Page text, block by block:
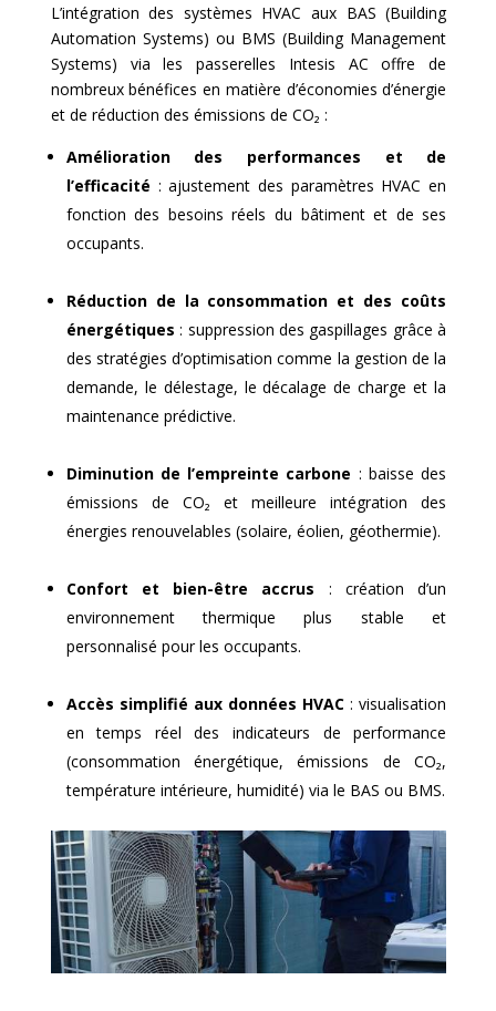
L’intégration des systèmes HVAC aux BAS (Building
Automation Systems) ou BMS (Building Management
Systems) via les passerelles Intesis AC offre de
nombreux bénéfices en matière d’économies d’énergie
et de réduction des émissions de CO₂ :
Amélioration des performances et de
l’efficacité : ajustement des paramètres HVAC en
fonction des besoins réels du bâtiment et de ses
occupants.
Réduction de la consommation et des coûts
énergétiques : suppression des gaspillages grâce à
des stratégies d’optimisation comme la gestion de la
demande, le délestage, le décalage de charge et la
maintenance prédictive.
Diminution de l’empreinte carbone : baisse des
émissions de CO₂ et meilleure intégration des
énergies renouvelables (solaire, éolien, géothermie).
Confort et bien-être accrus : création d’un
environnement thermique plus stable et
personnalisé pour les occupants.
Accès simplifié aux données HVAC : visualisation
en temps réel des indicateurs de performance
(consommation énergétique, émissions de CO₂,
température intérieure, humidité) via le BAS ou BMS.